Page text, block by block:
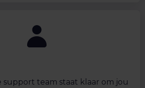
support team staat klaar om jou